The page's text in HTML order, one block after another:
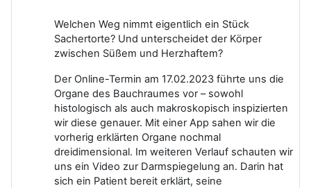
Welchen Weg nimmt eigentlich ein Stück
Sachertorte? Und unterscheidet der Körper
zwischen Süßem und Herzhaftem?
Der Online-Termin am 17.02.2023 führte uns die
Organe des Bauchraumes vor – sowohl
histologisch als auch makroskopisch inspizierten
wir diese genauer. Mit einer App sahen wir die
vorherig erklärten Organe nochmal
dreidimensional. Im weiteren Verlauf schauten wir
uns ein Video zur Darmspiegelung an. Darin hat
sich ein Patient bereit erklärt, seine